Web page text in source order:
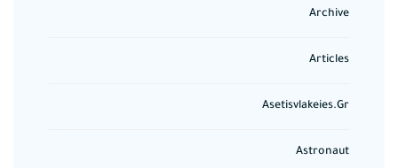
Archive
Articles
Asetisvlakeies.gr
Astronaut